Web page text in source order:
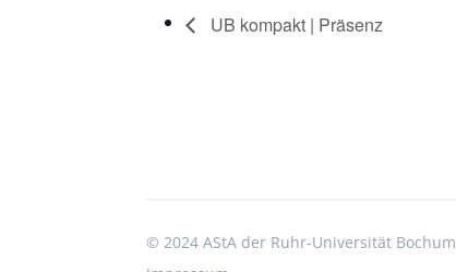
UB kompakt | Präsenz
©2024 AStA der Ruhr-Universität Bochum